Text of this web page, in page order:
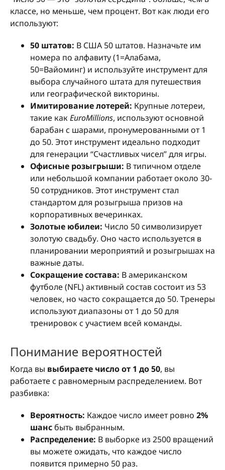
классе, но меньше, чем процент. Вот как люди его
используют:
50 штатов: В США 50 штатов. Назначьте им
номера по алфавиту (1=Алабама,
50=Вайоминг) и используйте инструмент для
выбора случайного штата для путешествия
или географической викторины.
Имитирование лотерей: Крупные лотереи,
такие какEuroMillions, используют основной
барабан с шарами, пронумерованными от 1
до 50. Этот инструмент идеально подходит
для генерации “Счастливых чисел” для игры.
Офисные розыгрыши: В типичном отделе
или небольшой компании работает около 30-
50 сотрудников. Этот инструмент стал
стандартом для розыгрыша призов на
корпоративных вечеринках.
Золотые юбилеи: Число 50 символизирует
золотую свадьбу. Оно часто используется в
планировании мероприятий и розыгрышах на
важные даты.
Сокращение состава: В американском
футболе (NFL) активный состав состоит из 53
человек, но часто сокращается до 50. Тренеры
используют диапазоны от 1 до 50 для
тренировок с участием всей команды.
Понимание вероятностей
Когда вы выбираете число от 1 до 50, вы
работаете с равномерным распределением. Вот
разбивка:
Вероятность: Каждое число имеет ровно 2%
шансбыть выбранным.
Распределение: В выборке из 2500 вращений
вы можете ожидать, что каждое число
появится примерно 50 раз.